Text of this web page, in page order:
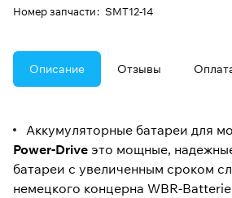
Номер запчасти: SMT12-14
Описание Отзывы
Аккумуляторные батареи для
Power-Drive это мощные,
батареи с увеличенным сроком
немецкого концерна WBR-